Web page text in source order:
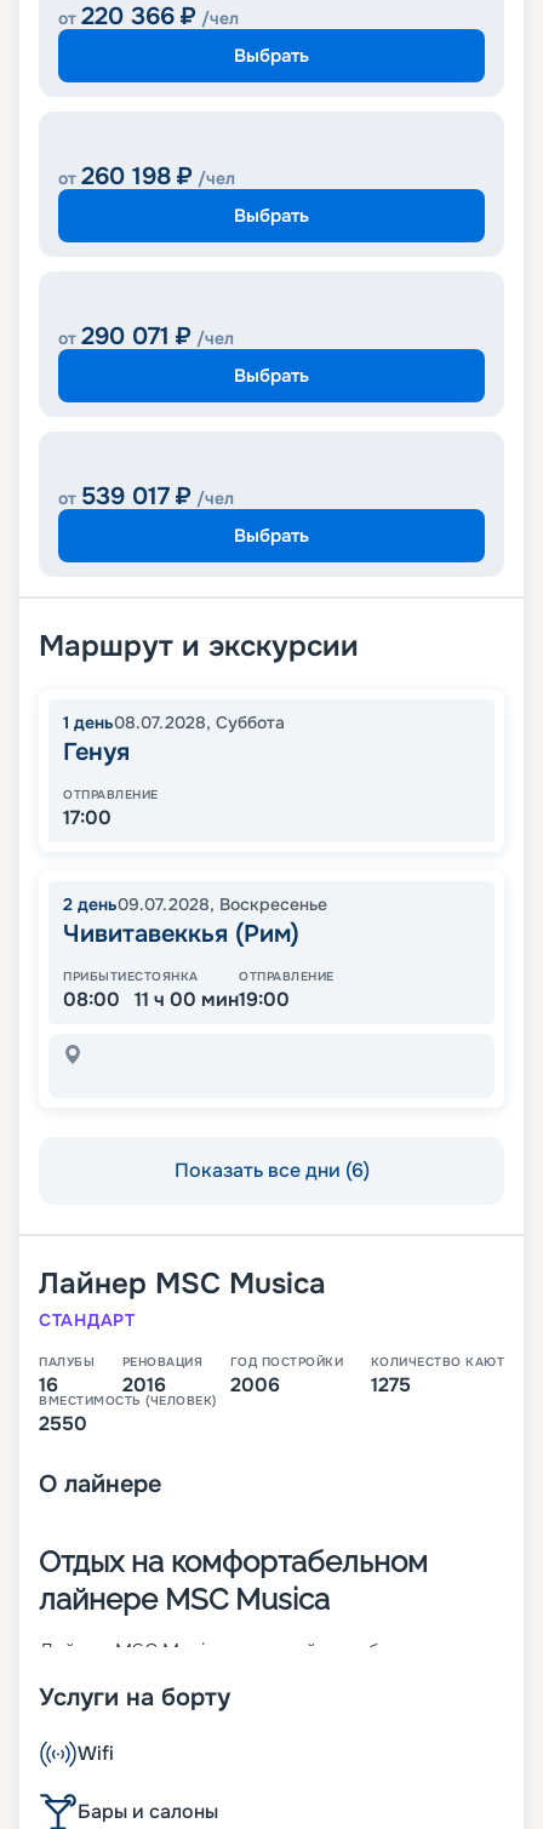
от 220 366 ₽ /чел
Выбрать
от 260 198 ₽ /чел
Выбрать
от 290 071 ₽ /чел
Выбрать
от 539 017 ₽ /чел
Выбрать
Маршрут и экскурсии
1 день08.07.2028, Суббота
Генуя
ОТПРАВЛЕНИЕ
17:00
2 день09.07.2028, Воскресенье
Чивитавеккья (Рим)
ПРИБЫТИЕ
08:00
СТОЯНКА
11 ч 00 мин
ОТПРАВЛЕНИЕ
19:00
Показать все дни (6)
Лайнер MSC Musica
СТАНДАРТ
ПАЛУБЫ
16
РЕНОВАЦИЯ
2016
ГОД ПОСТРОЙКИ
2006
КОЛИЧЕСТВО КАЮТ
1275
ВМЕСТИМОСТЬ (ЧЕЛОВЕК)
2550
О лайнере
Отдых на комфортабельном
лайнере MSC Musica
Лайнер MSC Musica – первый корабль своего
повысить показатели долговечности,
проведена реновация судна. На 16-палубном (из
них 13 пассажирских) корабле может
разместиться до 2 550 человек. Его изюминка –
трехуровневый атриум с прозрачным
Услуги на борту
Wifi
Бары и салоны